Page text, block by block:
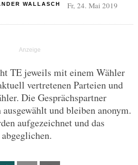
WALLASCH Fr, 24. Mai 2019
TE jeweils mit einem Wähler
vertretenen Parteien und
Die Gesprächspartner
und bleiben anonym.
aufgezeichnet und das